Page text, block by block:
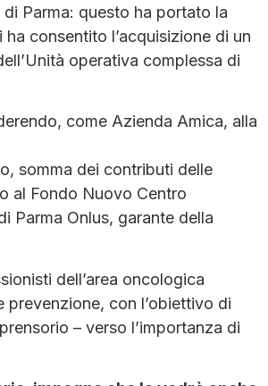
Parma: questo ha portato la
consentito l’acquisizione di un
operativa complessa di
come Azienda Amica, alla
somma dei contributi delle
al Fondo Nuovo Centro
Parma Onlus, garante della
dell’area oncologica
prevenzione, con l’obiettivo di
– verso l’importanza di